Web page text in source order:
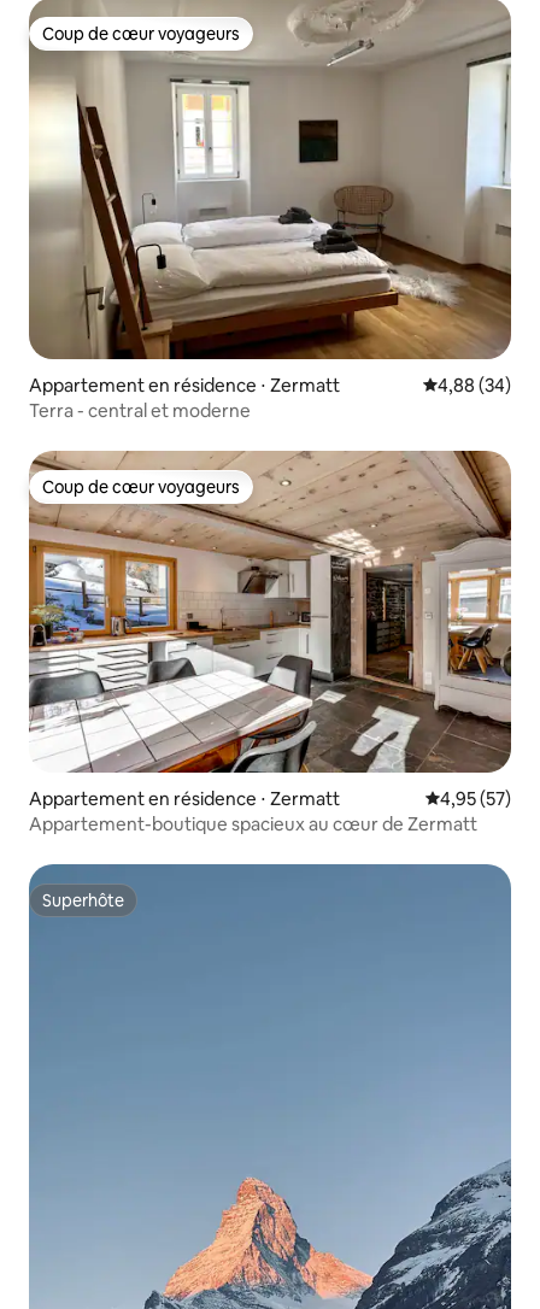
Coup de cœur voyageurs
Coup de cœur voyageurs
Appartement en résidence ⋅ Zermatt Évaluation
4,88 (34)
Terra - central et moderne
Coup de cœur voyageurs
Coup de cœur voyageurs
Appartement en résidence ⋅ Zermatt Évaluation
4,95 (57)
Appartement-boutique spacieux au cœur de Zermatt
Superhôte
Superhôte